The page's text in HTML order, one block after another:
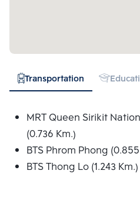
Transportation
MRT Queen Sirikit
(0.736 Km.)
BTS Phrom Phong
BTS Thong Lo (1.243 Km.)